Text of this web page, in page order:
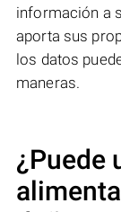
información a
aporta sus
los datos
maneras.
¿Puede